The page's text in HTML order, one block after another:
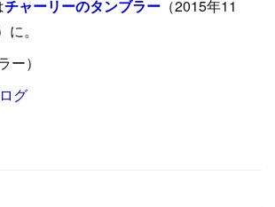
チャーリーのタンブラー （2015年11
。
ー）
グ